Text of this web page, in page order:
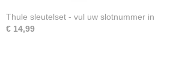
Thule sleutelset - vul uw slotnummer in
€ 14,99